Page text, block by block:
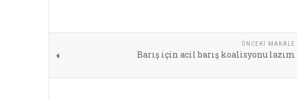
ÖNCEKI MAKALE
Barış için acil barış koalisyonu lazım